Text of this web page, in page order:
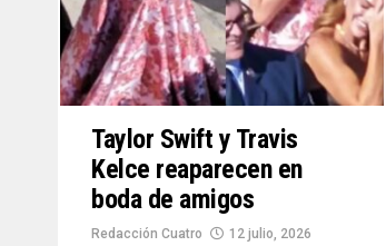
Taylor Swift y Travis
Kelce reaparecen en
boda de amigos
Redacción Cuatro 12 julio, 2026